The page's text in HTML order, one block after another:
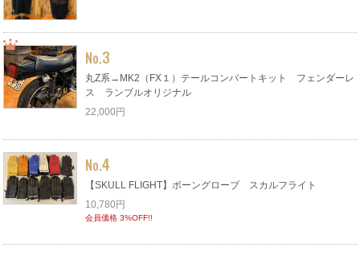
No.3
丸Z系→MK2（FX１）テールコンバートキット フェンダーレ
ス ランブルオリジナル
22,000円
No.4
【SKULL FLIGHT】ボーングローブ スカルフライト
10,780円
会員価格 3%OFF!!